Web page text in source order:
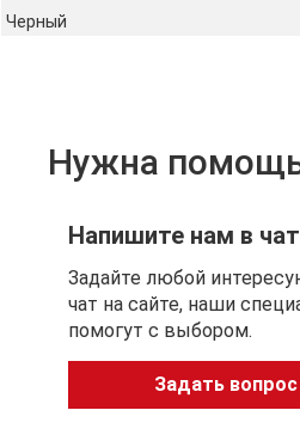
Купюры и карты, показанные
Черный
Нужна
Напишите нам в чат
Задайте любой
чат на сайте, наши
помогут с выбором.
Задать вопрос